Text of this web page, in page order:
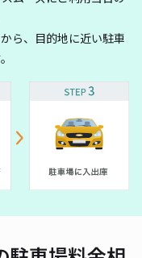
ら、目的地に近い駐車